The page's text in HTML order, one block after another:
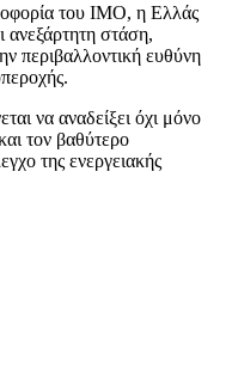
του ΙΜΟ, η Ελλάς
ανεξάρτητη στάση,
περιβαλλοντική ευθύνη
να αναδείξει όχι μόνο
τον βαθύτερο
της ενεργειακής